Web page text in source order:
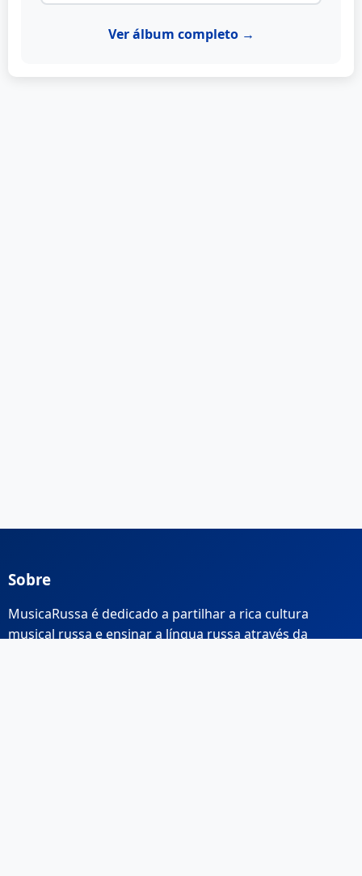
Ver álbum completo →
Sobre
MusicaRussa é dedicado a partilhar a rica cultura
musical russa e ensinar a língua russa através da